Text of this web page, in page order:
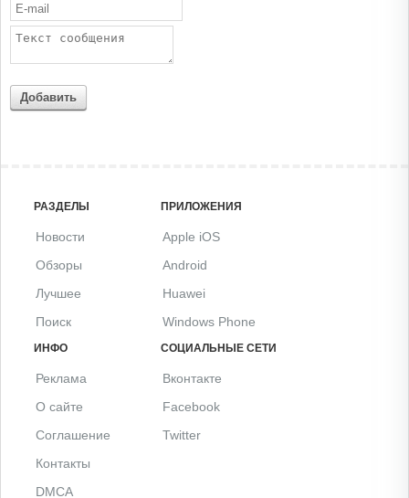
Добавить
РАЗДЕЛЫ
Новости
Обзоры
Лучшее
Поиск
ПРИЛОЖЕНИЯ
Apple iOS
Android
Huawei
Windows Phone
ИНФО
Реклама
О сайте
Соглашение
Контакты
DMCA
СОЦИАЛЬНЫЕ СЕТИ
Вконтакте
Facebook
Twitter